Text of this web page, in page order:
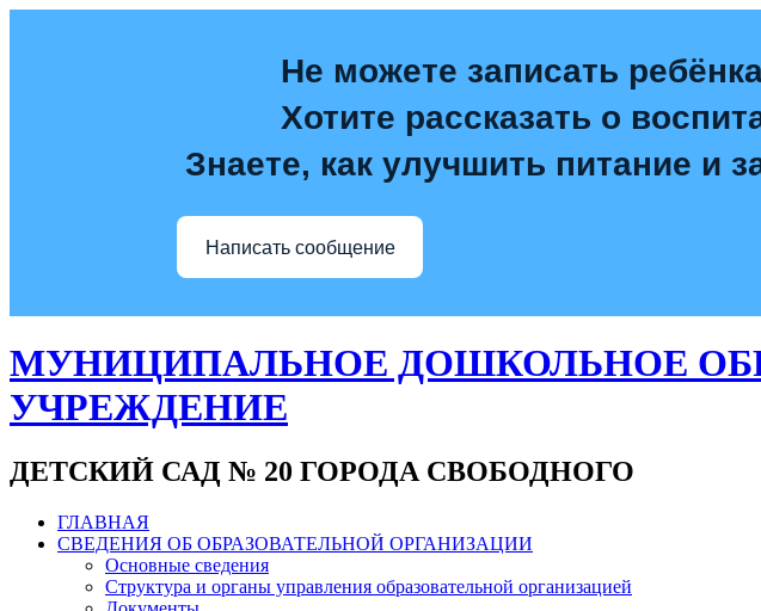
Не можете записать
Хотите рассказать о
Знаете, как улучшить питание и
Написать сообщение
МУНИЦИПАЛЬНОЕ ДОШКОЛЬНОЕ
УЧРЕЖДЕНИЕ
ДЕТСКИЙ САД № 20 ГОРОДА СВОБОДНОГО
ГЛАВНАЯ
СВЕДЕНИЯ ОБ ОБРАЗОВАТЕЛЬНОЙ ОРГАНИЗАЦИИ
Основные сведения
Структура и органы управления образовательной организацией